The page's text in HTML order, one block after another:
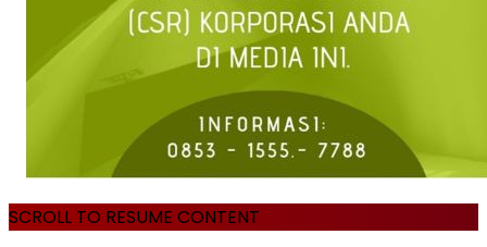
SCROLL TO RESUME CONTENT